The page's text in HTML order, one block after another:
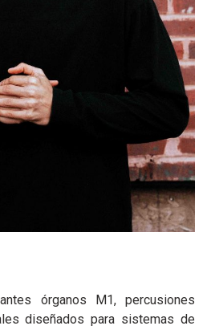
órganos M1, percusiones
diseñados para sistemas de